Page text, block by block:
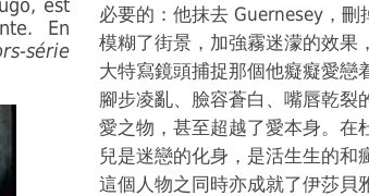
est
En
série
必要的：他抹去 Guernesey，刪
模糊了街景，加強霧迷濛的效果
大特寫鏡頭捕捉那個他癡癡愛戀
腳步凌亂、臉容蒼白、嘴唇乾裂
愛之物，甚至超越了愛本身。在
兒是迷戀的化身，是活生生的和
這個人物之同時亦成就了伊莎貝